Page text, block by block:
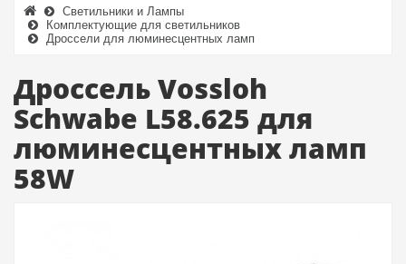
Светильники и Лампы
Комплектующие для светильников
Дроссели для люминесцентных ламп
Дроссель Vossloh
Schwabe L58.625 для
люминесцентных ламп
58W